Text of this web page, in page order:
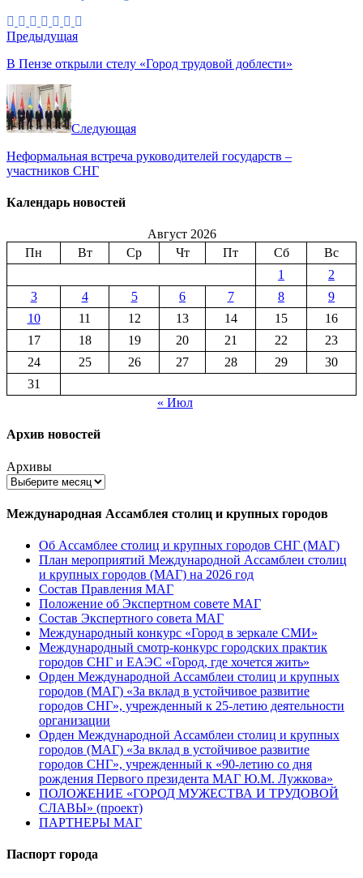
Предыдущая
В Пензе открыли стелу «Город трудовой доблести»
Следующая
Неформальная встреча руководителей государств –
участников СНГ
Календарь новостей
Август 2026
Пн
Вт Ср Чт Пт Сб
Вс
1
2
3
4 5 6 7 8
9
10
11 12 13 14 15
16
17
18 19 20 21 22
23
24
25 26 27 28 29
30
31
« Июл
Архив новостей
Архивы
Международная Ассамблея столиц и крупных городов
Об Ассамблее столиц и крупных городов СНГ (МАГ)
План мероприятий Международной Ассамблеи столиц
и крупных городов (МАГ) на 2026 год
Состав Правления МАГ
Положение об Экспертном совете МАГ
Состав Экспертного совета МАГ
Международный конкурс «Город в зеркале СМИ»
Международный смотр-конкурс городских практик
городов СНГ и ЕАЭС «Город, где хочется жить»
Орден Международной Ассамблеи столиц и крупных
городов (МАГ) «За вклад в устойчивое развитие
городов СНГ», учрежденный к 25-летию деятельности
организации
Орден Международной Ассамблеи столиц и крупных
городов (МАГ) «За вклад в устойчивое развитие
городов СНГ», учрежденный к «90-летию со дня
рождения Первого президента МАГ Ю.М. Лужкова»
ПОЛОЖЕНИЕ «ГОРОД МУЖЕСТВА И ТРУДОВОЙ
СЛАВЫ» (проект)
ПАРТНЕРЫ МАГ
Паспорт города